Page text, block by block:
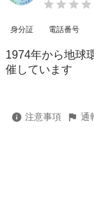
身分証 電話番号
1974年から地球
催しています
注意事項 通